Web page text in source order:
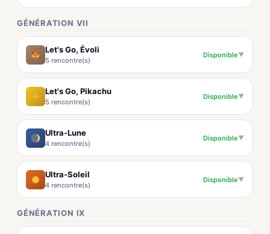
GÉNÉRATION VII
Let's Go, Évoli
5 rencontre(s)
Disponible▼
Let's Go, Pikachu
5 rencontre(s)
Disponible▼
Ultra-Lune
4 rencontre(s)
Disponible▼
Ultra-Soleil
4 rencontre(s)
Disponible▼
GÉNÉRATION IX